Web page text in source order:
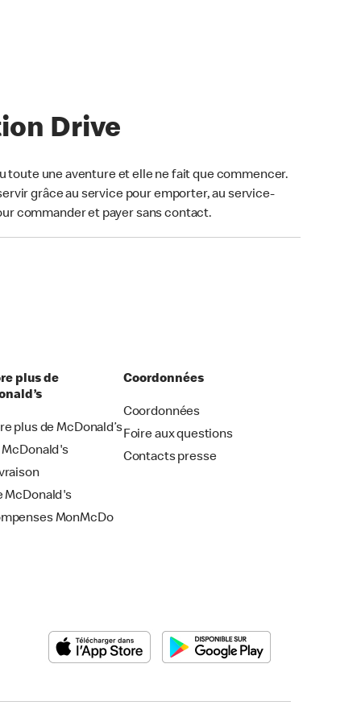
Drive
toute une aventure et elle ne fait que commencer.
grâce au service pour emporter, au service-
commander et payer sans contact.
plus de
plus de McDonald’s
McDonald's
McDonald's
MonMcDo
Coordonnées
Coordonnées
Foire aux questions
Contacts presse